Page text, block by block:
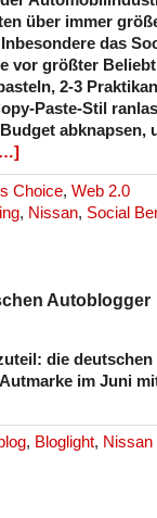
über immer
das
vor größter
2-3
Paste-Stil
abknapsen,
Choice, Web 2.0
, Nissan, Social
Autoblogger
die deutschen
im Juni
, Bloglight, Nissan